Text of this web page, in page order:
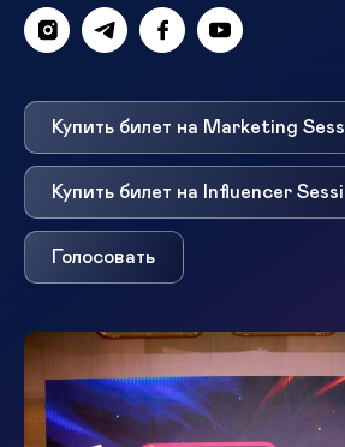
Купить билет на Marketing
Купить билет на Influencer
Голосовать